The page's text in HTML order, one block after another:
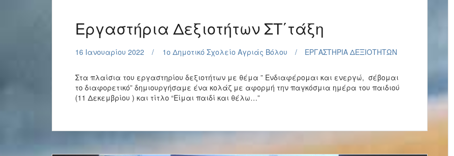
Εργαστήρια Δεξιοτήτων ΣΤ΄τάξη
16 Ιανουαρίου 2022 1o Δημοτικό Σχολείο Αγριάς Βόλου ΕΡΓΑΣΤΗΡΙΑ ΔΕΞΙΟΤΗΤΩΝ
Στα πλαίσια του εργαστηρίου δεξιοτήτων με θέμα ” Ενδιαφέρομαι και ενεργώ, σέβομαι
το διαφορετικό” δημιουργήσαμε ένα κολάζ με αφορμή την παγκόσμια ημέρα του παιδιού
(11 Δεκεμβρίου ) και τίτλο “Είμαι παιδί και θέλω…”